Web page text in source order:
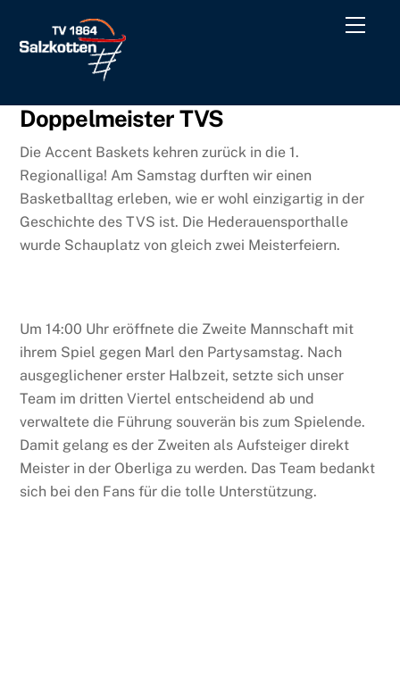
content
Menu
Doppelmeister TVS
Die Accent Baskets kehren zurück in die 1.
Regionalliga! Am Samstag durften wir einen
Basketballtag erleben, wie er wohl einzigartig in der
Geschichte des TVS ist. Die Hederauensporthalle
wurde Schauplatz von gleich zwei Meisterfeiern.
Um 14:00 Uhr eröffnete die Zweite Mannschaft mit
ihrem Spiel gegen Marl den Partysamstag. Nach
ausgeglichener erster Halbzeit, setzte sich unser
Team im dritten Viertel entscheidend ab und
verwaltete die Führung souverän bis zum Spielende.
Damit gelang es der Zweiten als Aufsteiger direkt
Meister in der Oberliga zu werden. Das Team bedankt
sich bei den Fans für die tolle Unterstützung.